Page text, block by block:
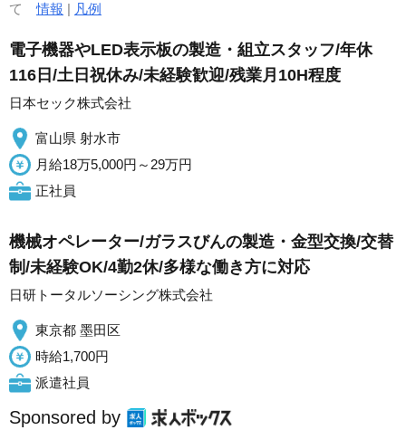
て情報 | 凡例
電子機器やLED表示板の製造・組立スタッフ/年休
116日/土日祝休み/未経験歓迎/残業月10H程度
日本セック株式会社
富山県 射水市
月給18万5,000円～29万円
正社員
機械オペレーター/ガラスびんの製造・金型交換/交替
制/未経験OK/4勤2休/多様な働き方に対応
日研トータルソーシング株式会社
東京都 墨田区
時給1,700円
派遣社員
Sponsored by